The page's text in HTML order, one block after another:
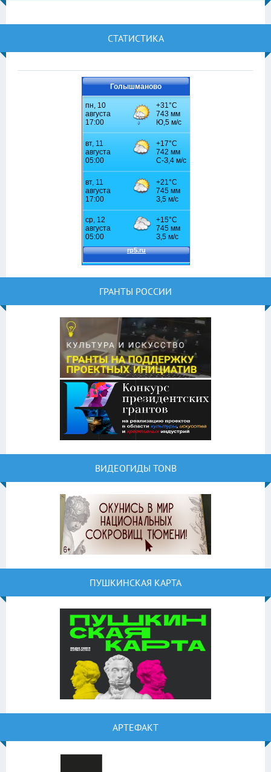
СТАТИСТИКА
Голышманово
ГРАНТЫ РОССИИ
ВИДЕОГИДЫ TONB
ПУШКИНСКАЯ КАРТА
АРТЕФАКТ